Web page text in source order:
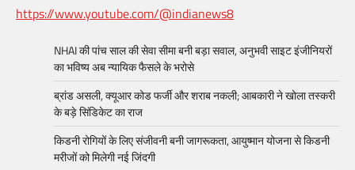
https://www.youtube.com/@indianews8
NHAI की पांच साल की सेवा सीमा बनी बड़ा सवाल, अनुभवी साइट इंजीनियरों
का भविष्य अब न्यायिक फैसले के भरोसे
ब्रांड असली, क्यूआर कोड फर्जी और शराब नकली; आबकारी ने खोला तस्करी
के बड़े सिंडिकेट का राज
किडनी रोगियों के लिए संजीवनी बनी जागरूकता, आयुष्मान योजना से किडनी
मरीजों को मिलेगी नई जिंदगी